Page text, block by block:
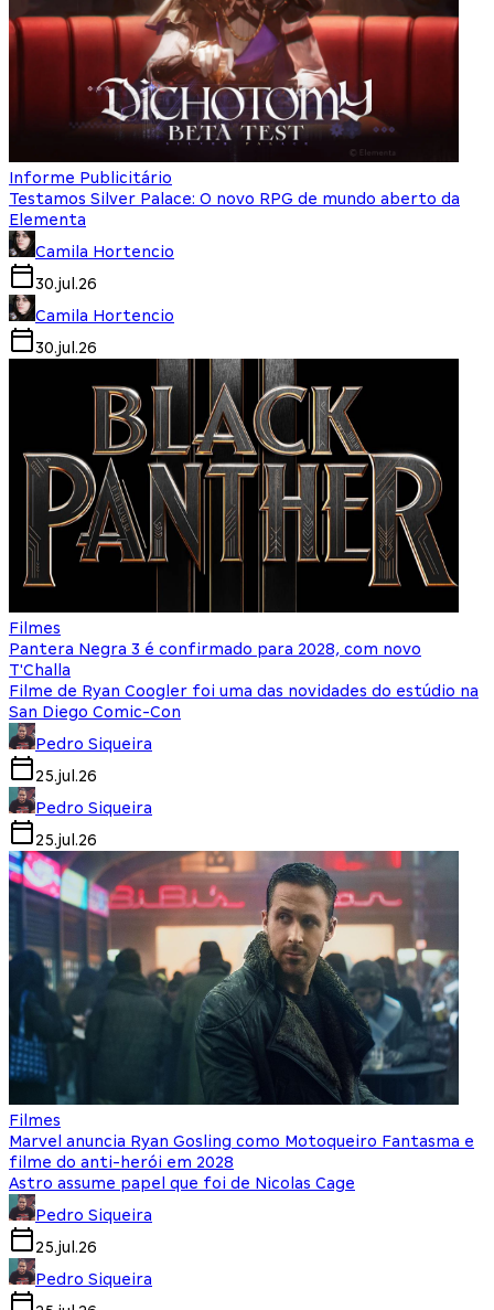
Informe Publicitário
Testamos Silver Palace: O novo RPG de mundo aberto da
Elementa
Camila Hortencio
30.jul.26
Camila Hortencio
30.jul.26
Filmes
Pantera Negra 3 é confirmado para 2028, com novo
T'Challa
Filme de Ryan Coogler foi uma das novidades do estúdio na
San Diego Comic-Con
Pedro Siqueira
25.jul.26
Pedro Siqueira
25.jul.26
Filmes
Marvel anuncia Ryan Gosling como Motoqueiro Fantasma e
filme do anti-herói em 2028
Astro assume papel que foi de Nicolas Cage
Pedro Siqueira
25.jul.26
Pedro Siqueira